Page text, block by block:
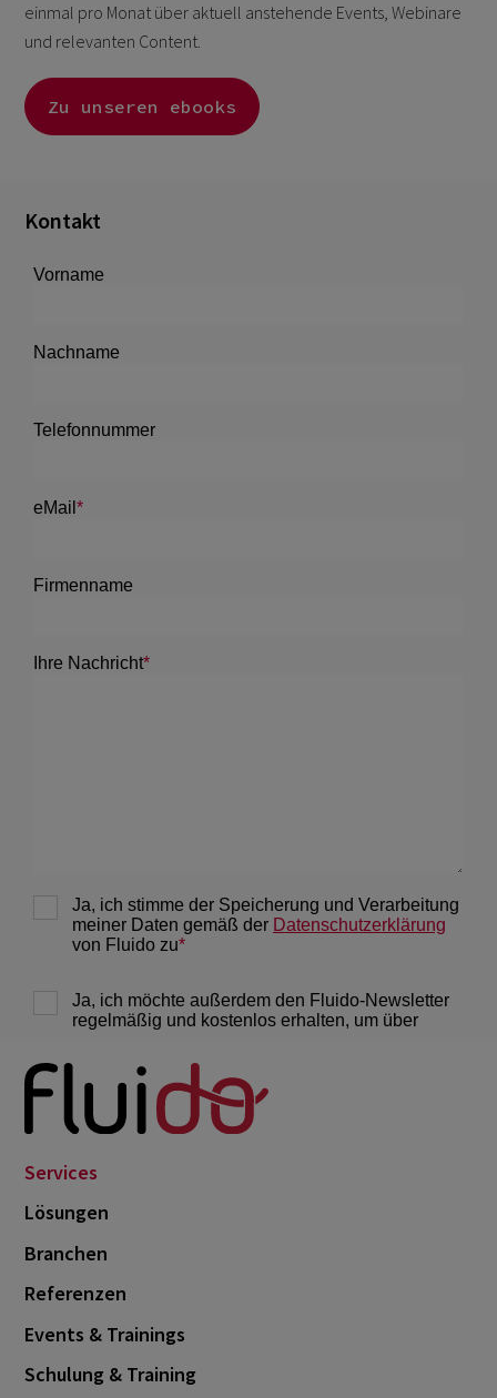
einmal pro Monat über aktuell anstehende Events, Webinare
und relevanten Content.
Zu unseren ebooks
Kontakt
Services
Lösungen
Branchen
Referenzen
Events & Trainings
Schulung & Training